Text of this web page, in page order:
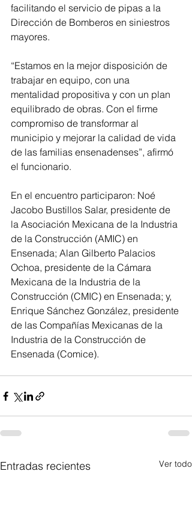
facilitando el servicio de pipas a la
Dirección de Bomberos en siniestros
mayores.
“Estamos en la mejor disposición de
trabajar en equipo, con una
mentalidad propositiva y con un plan
equilibrado de obras. Con el firme
compromiso de transformar al
municipio y mejorar la calidad de vida
de las familias ensenadenses”, afirmó
el funcionario.
En el encuentro participaron: Noé
Jacobo Bustillos Salar, presidente de
la Asociación Mexicana de la Industria
de la Construcción (AMIC) en
Ensenada; Alan Gilberto Palacios
Ochoa, presidente de la Cámara
Mexicana de la Industria de la
Construcción (CMIC) en Ensenada; y,
Enrique Sánchez González, presidente
de las Compañías Mexicanas de la
Industria de la Construcción de
Ensenada (Comice).
Entradas recientes Ver todo